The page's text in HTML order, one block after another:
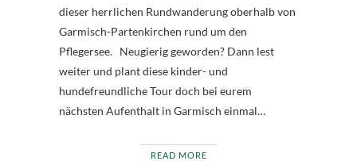
dieser herrlichen Rundwanderung oberhalb von
Garmisch-Partenkirchen rund um den
Pflegersee. Neugierig geworden? Dann lest
weiter und plant diese kinder- und
hundefreundliche Tour doch bei eurem
nächsten Aufenthalt in Garmisch einmal…
READ MORE